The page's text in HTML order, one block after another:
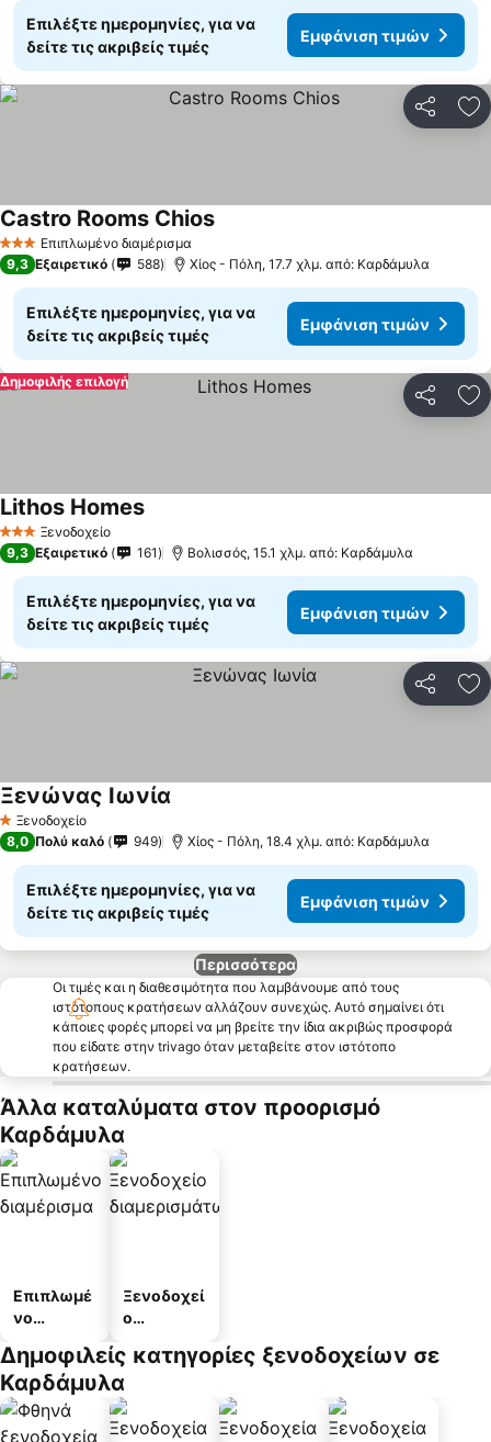
Επιλέξτε ημερομηνίες, για να
δείτε τις ακριβείς τιμές
Εμφάνιση τιμών
3 ΑστέριαΕπιπλωμένο διαμέρισμα
Castro Rooms Chios
9,3 Εξαιρετικό 588 Χίος - Πόλη, 17.7 χλμ. από: Καρδάμυλα
Επιλέξτε ημερομηνίες, για να
δείτε τις ακριβείς τιμές
Εμφάνιση τιμών
Δημοφιλής επιλογή
3 ΑστέριαΞενοδοχείο
Lithos Homes
9,3 Εξαιρετικό 161 Βολισσός, 15.1 χλμ. από: Καρδάμυλα
Επιλέξτε ημερομηνίες, για να
δείτε τις ακριβείς τιμές
Εμφάνιση τιμών
1 Αστέρια
Ξενοδοχείο
Ξενώνας Ιωνία
8,0 Πολύ καλό 949 Χίος - Πόλη, 18.4 χλμ. από: Καρδάμυλα
Επιλέξτε ημερομηνίες, για να
δείτε τις ακριβείς τιμές
Εμφάνιση τιμών
Περισσότερα
Οι τιμές και η διαθεσιμότητα που λαμβάνουμε από τους
ιστότοπους κρατήσεων αλλάζουν συνεχώς. Αυτό σημαίνει ότι
κάποιες φορές μπορεί να μη βρείτε την ίδια ακριβώς προσφορά
που είδατε στην trivago όταν μεταβείτε στον ιστότοπο
κρατήσεων.
Άλλα καταλύματα στον προορισμό
Καρδάμυλα
Επιπλωμέ
νο
α
Ξενοδοχεί
ο
άτων
Δημοφιλείς κατηγορίες ξενοδοχείων σε
Καρδάμυλα